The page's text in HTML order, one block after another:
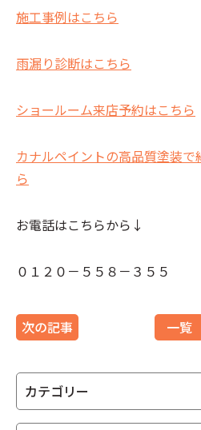
施工事例はこちら
雨漏り診断はこちら
ショールーム来店予約はこちら
カナルペイントの高品質塗装
ら
お電話はこちらから↓
０１２０－５５８－３５５
次の記事 一覧
カテゴリー